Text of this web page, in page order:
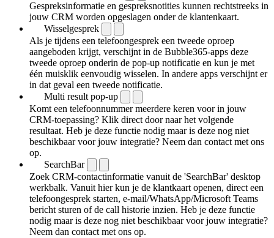
Gespreksinformatie en gespreksnotities kunnen rechtstreeks in
jouw CRM worden opgeslagen onder de klantenkaart.
Wisselgesprek
Als je tijdens een telefoongesprek een tweede oproep
aangeboden krijgt, verschijnt in de Bubble365-apps deze
tweede oproep onderin de pop-up notificatie en kun je met
één muisklik eenvoudig wisselen. In andere apps verschijnt er
in dat geval een tweede notificatie.
Multi result pop-up
Komt een telefoonnummer meerdere keren voor in jouw
CRM-toepassing? Klik direct door naar het volgende
resultaat. Heb je deze functie nodig maar is deze nog niet
beschikbaar voor jouw integratie? Neem dan contact met ons
op.
SearchBar
Zoek CRM-contactinformatie vanuit de 'SearchBar' desktop
werkbalk. Vanuit hier kun je de klantkaart openen, direct een
telefoongesprek starten, e-mail/WhatsApp/Microsoft Teams
bericht sturen of de call historie inzien. Heb je deze functie
nodig maar is deze nog niet beschikbaar voor jouw integratie?
Neem dan contact met ons op.